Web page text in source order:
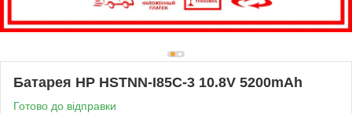
Батарея HP HSTNN-I85C-3 10.8V 5200mAh
Готово до відправки